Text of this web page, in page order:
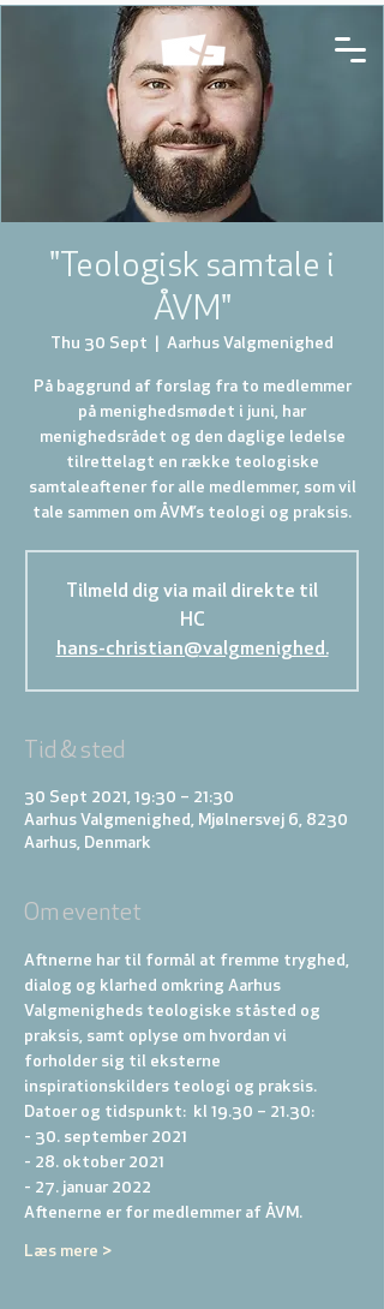
"Teologisk samtale i
ÅVM"
Thu 30 Sept Aarhus Valgmenighed
På baggrund af forslag fra to medlemmer
på menighedsmødet i juni, har
menighedsrådet og den daglige ledelse
tilrettelagt en række teologiske
samtaleaftener for alle medlemmer, som vil
tale sammen om ÅVM’s teologi og praksis.
Tilmeld dig via mail direkte til
HC
hans-christian@valgmenighed.
Tid & sted
30 Sept 2021, 19:30 – 21:30
Aarhus Valgmenighed, Mjølnersvej 6, 8230
Aarhus, Denmark
Om eventet
Aftnerne har til formål at fremme tryghed,
dialog og klarhed omkring Aarhus
Valgmenigheds teologiske ståsted og
praksis, samt oplyse om hvordan vi
forholder sig til eksterne
inspirationskilders teologi og praksis.
Datoer og tidspunkt:  kl 19.30 – 21.30:
- 30. september 2021
- 28. oktober 2021
- 27. januar 2022
Aftenerne er for medlemmer af ÅVM.
Læs mere >